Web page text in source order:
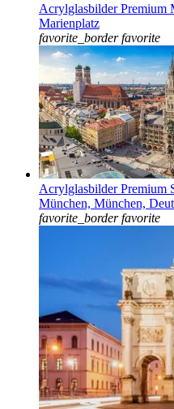
Acrylglasbilder Premium
Marienplatz
favorite_border favorite
Acrylglasbilder Premium
München, München,
favorite_border favorite